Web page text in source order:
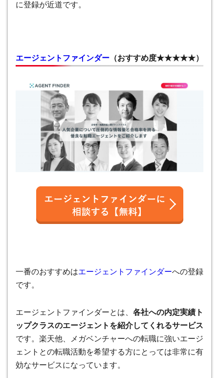
に登録が近道です。
エージェントファインダー （おすすめ度★★★★★）
一番のおすすめはエージェントファインダーへの登録
です。
エージェントファインダーとは、 各社への内定実績ト
ップクラスのエージェントを紹介してくれるサービス
です。楽天他、メガベンチャーへの転職に強いエージ
ェントとの転職活動を希望する方にとっては非常に有
効なサービスになっています。